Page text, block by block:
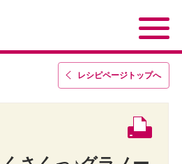
レシピページトップへ